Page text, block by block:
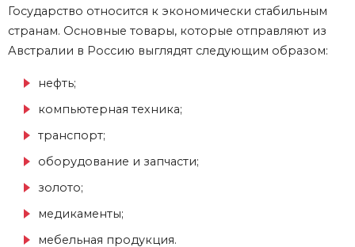
Государство относится к экономически стабильным
странам. Основные товары, которые отправляют из
Австралии в Россию выглядят следующим образом:
нефть;
компьютерная техника;
транспорт;
оборудование и запчасти;
золото;
медикаменты;
мебельная продукция.